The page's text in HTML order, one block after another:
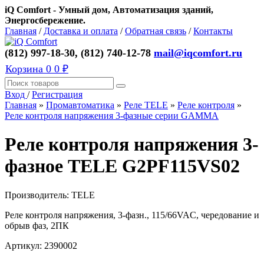
iQ Comfort - Умный дом, Автоматизация зданий,
Энергосбережение.
Главная / Доставка и оплата /Обратная связь /Контакты
(812) 997-18-30, (812) 740-12-78 mail@iqcomfort.ru
Корзина 0 0 ₽
Вход /Регистрация
Главная » Промавтоматика » Реле TELE » Реле контроля »
Реле контроля напряжения 3-фазные серии GAMMA
Реле контроля напряжения 3-
фазное TELE G2PF115VS02
Производитель: TELE
Реле контроля напряжения, 3-фазн., 115/66VAC, чередование и
обрыв фаз, 2ПК
Артикул: 2390002